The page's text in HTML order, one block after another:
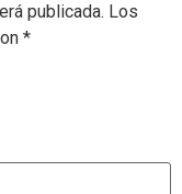
publicada. Los
*